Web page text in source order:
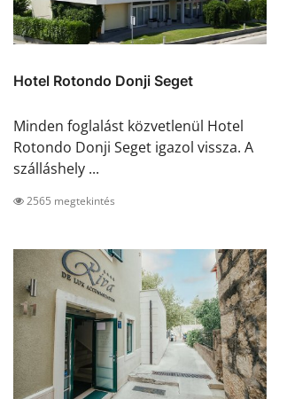
Hotel Rotondo Donji Seget
Minden foglalást közvetlenül Hotel
Rotondo Donji Seget igazol vissza. A
szálláshely ...
2565 megtekintés